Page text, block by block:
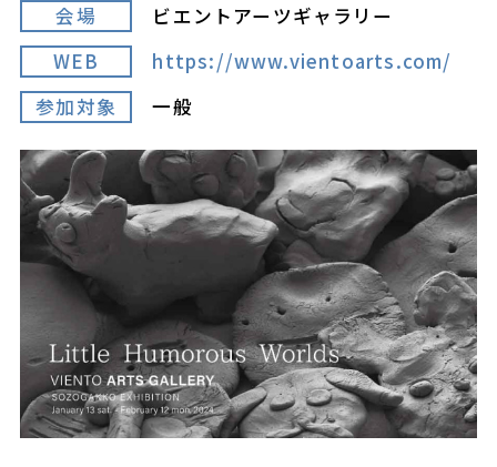
会場
ビエントアーツギャラリー
WEB
https://www.vientoarts.com/
参加対象
一般